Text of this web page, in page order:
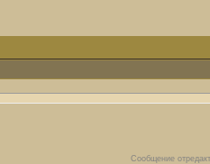
Сообщение